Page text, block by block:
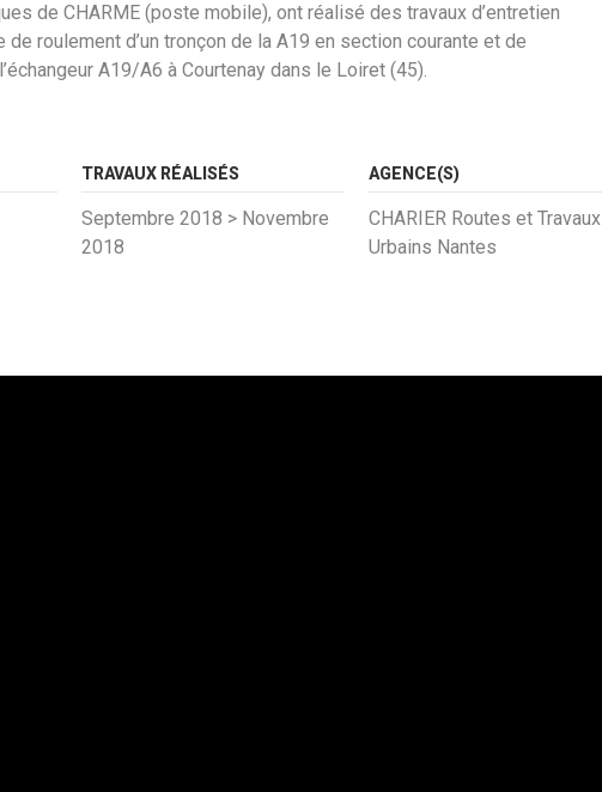
de CHARME (poste mobile), ont réalisé des travaux d’entretien
de roulement d’un tronçon de la A19 en section courante et de
l’échangeur A19/A6 à Courtenay dans le Loiret (45).
TRAVAUX RÉALISÉS
Septembre 2018 > Novembre
2018
AGENCE(S)
CHARIER Routes et Travaux
Urbains Nantes